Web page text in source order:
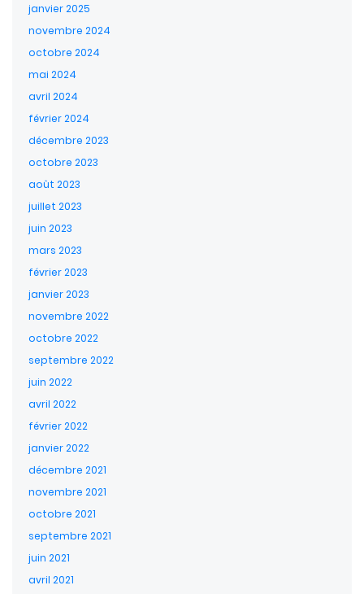
janvier 2025
novembre 2024
octobre 2024
mai 2024
avril 2024
février 2024
décembre 2023
octobre 2023
août 2023
juillet 2023
juin 2023
mars 2023
février 2023
janvier 2023
novembre 2022
octobre 2022
septembre 2022
juin 2022
avril 2022
février 2022
janvier 2022
décembre 2021
novembre 2021
octobre 2021
septembre 2021
juin 2021
avril 2021